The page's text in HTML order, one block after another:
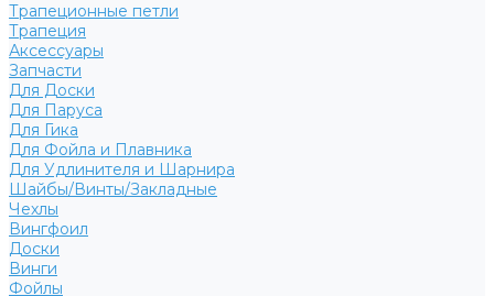
Трапеционные петли
Трапеция
Аксессуары
Запчасти
Для Доски
Для Паруса
Для Гика
Для Фойла и Плавника
Для Удлинителя и Шарнира
Шайбы/Винты/Закладные
Чехлы
Вингфоил
Доски
Винги
Фойлы